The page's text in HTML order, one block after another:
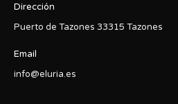
Dirección
Puerto de Tazones 33315 Tazones
Email
info@eluria.es